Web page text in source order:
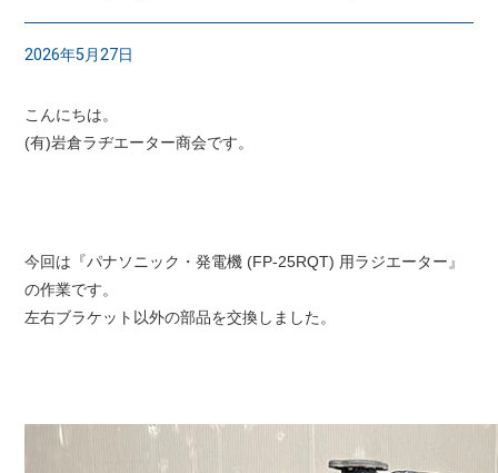
2026年5月27日
こんにちは。
(有)岩倉ラヂエーター商会です。
今回は『パナソニック・発電機 (FP-25RQT) 用ラジエーター』
の作業です。
左右ブラケット以外の部品を交換しました。